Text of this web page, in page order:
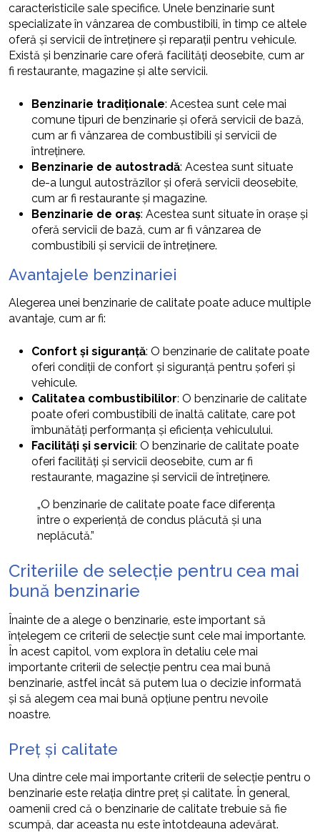
caracteristicile sale specifice. Unele benzinarie sunt
specializate în vânzarea de combustibili, în timp ce altele
oferă și servicii de întreținere și reparații pentru vehicule.
Există și benzinarie care oferă facilități deosebite, cum ar
fi restaurante, magazine și alte servicii.
Benzinarie tradiționale: Acestea sunt cele mai
comune tipuri de benzinarie și oferă servicii de bază,
cum ar fi vânzarea de combustibili și servicii de
întreținere.
Benzinarie de autostradă: Acestea sunt situate
de-a lungul autostrăzilor și oferă servicii deosebite,
cum ar fi restaurante și magazine.
Benzinarie de oraș: Acestea sunt situate în orașe și
oferă servicii de bază, cum ar fi vânzarea de
combustibili și servicii de întreținere.
Avantajele benzinariei
Alegerea unei benzinarie de calitate poate aduce multiple
avantaje, cum ar fi:
Confort și siguranță: O benzinarie de calitate poate
oferi condiții de confort și siguranță pentru șoferi și
vehicule.
Calitatea combustibililor: O benzinarie de calitate
poate oferi combustibili de înaltă calitate, care pot
îmbunătăți performanța și eficiența vehiculului.
Facilități și servicii: O benzinarie de calitate poate
oferi facilități și servicii deosebite, cum ar fi
restaurante, magazine și servicii de întreținere.
„O benzinarie de calitate poate face diferența
între o experiență de condus plăcută și una
neplăcută.”
Criteriile de selecție pentru cea mai
bună benzinarie
Înainte de a alege o benzinarie, este important să
înțelegem ce criterii de selecție sunt cele mai importante.
În acest capitol, vom explora în detaliu cele mai
importante criterii de selecție pentru cea mai bună
benzinarie, astfel încât să putem lua o decizie informată
și să alegem cea mai bună opțiune pentru nevoile
noastre.
Preț și calitate
Una dintre cele mai importante criterii de selecție pentru o
benzinarie este relația dintre preț și calitate. În general,
oamenii cred că o benzinarie de calitate trebuie să fie
scumpă, dar aceasta nu este întotdeauna adevărat.